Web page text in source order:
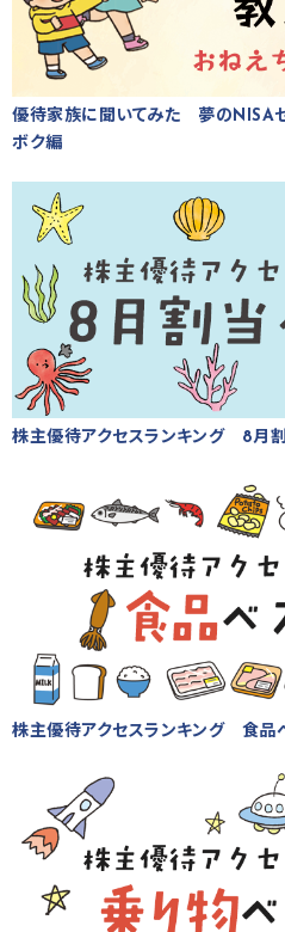
優待家族に聞いてみた 夢のNISA
ボク編
株主優待アクセスランキング 8月
株主優待アクセスランキング 食品